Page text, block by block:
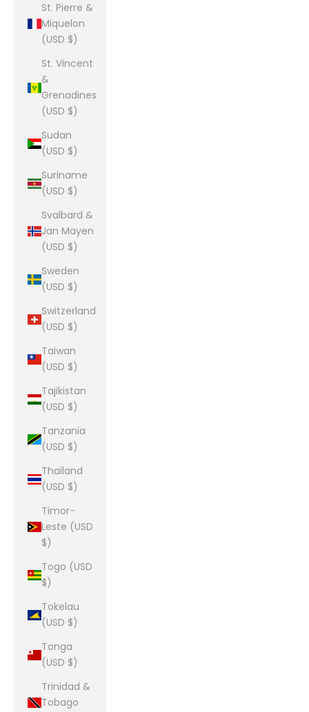
St. Pierre &
Miquelon
(USD $)
St. Vincent
&
Grenadines
(USD $)
Sudan
(USD $)
Suriname
(USD $)
Svalbard &
Jan Mayen
(USD $)
Sweden
(USD $)
Switzerland
(USD $)
Taiwan
(USD $)
Tajikistan
(USD $)
Tanzania
(USD $)
Thailand
(USD $)
Timor-
Leste (USD
$)
Togo (USD
$)
Tokelau
(USD $)
Tonga
(USD $)
Trinidad &
Tobago